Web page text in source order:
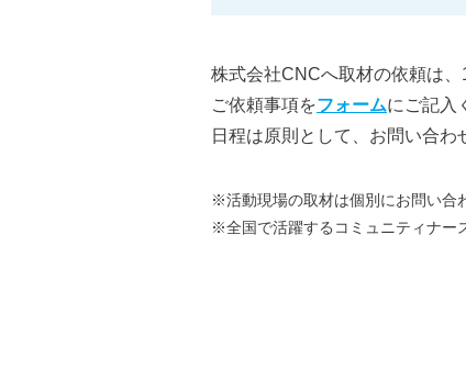
株式会社CNCへ取材の依頼は
ご依頼事項をフォームにご記入
日程は原則として、お問い合わ
※活動現場の取材は個別にお問い合
※全国で活躍するコミュニティナー